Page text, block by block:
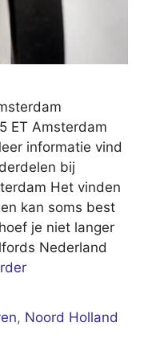
ET Amsterdam
informatie vind
bij
Het vinden
kan soms best
je niet langer
Nederland
, Noord Holland